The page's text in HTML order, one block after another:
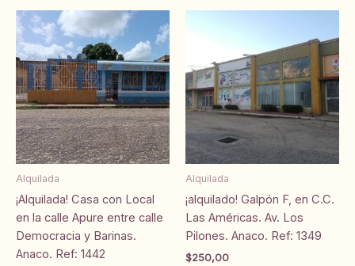
Alquilada
¡Alquilada! Casa con Local
en la calle Apure entre calle
Democracia y Barinas.
Anaco. Ref: 1442
Alquilada
¡alquilado! Galpón F, en C.C.
Las Américas. Av. Los
Pilones. Anaco. Ref: 1349
$250,00